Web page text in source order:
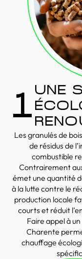
1 UNE
Les granulés de
de résidus de
combustible
Contrairement
émet une quantité
à la lutte contre le
production locale
courts et réduit
Faire appel à
Charente
chauffage